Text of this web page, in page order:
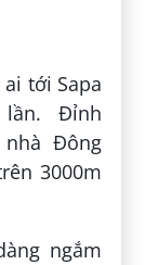
tới Sapa
Đỉnh
nhà Đông
3000m
ngắm